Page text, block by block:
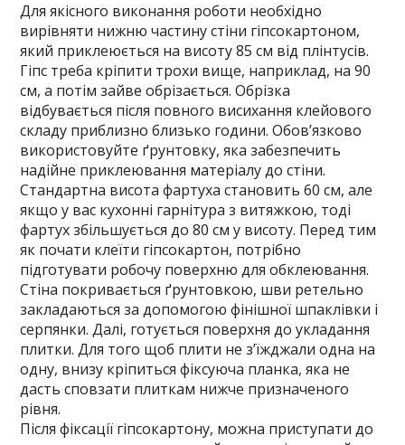
Для якісного виконання роботи необхідно
вирівняти нижню частину стіни гіпсокартоном,
який приклеюється на висоту 85 см від плінтусів.
Гіпс треба кріпити трохи вище, наприклад, на 90
см, а потім зайве обрізається. Обрізка
відбувається після повного висихання клейового
складу приблизно близько години. Обов’язково
використовуйте ґрунтовку, яка забезпечить
надійне приклеювання матеріалу до стіни.
Стандартна висота фартуха становить 60 см, але
якщо у вас кухонні гарнітура з витяжкою, тоді
фартух збільшується до 80 см у висоту. Перед тим
як почати клеїти гіпсокартон, потрібно
підготувати робочу поверхню для обклеювання.
Стіна покривається ґрунтовкою, шви ретельно
закладаються за допомогою фінішної шпаклівки і
серпянки. Далі, готується поверхня до укладання
плитки. Для того щоб плити не з’їжджали одна на
одну, внизу кріпиться фіксуюча планка, яка не
дасть сповзати плиткам нижче призначеного
рівня.
Після фіксації гіпсокартону, можна приступати до